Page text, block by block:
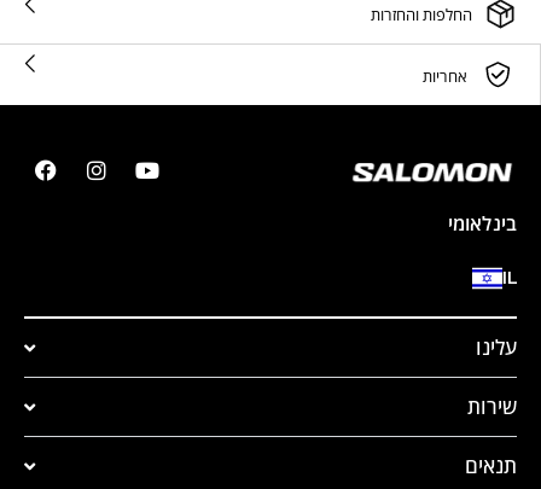
החלפות והחזרות
אחריות
בינלאומי
IL
עלינו
שירות
תנאים